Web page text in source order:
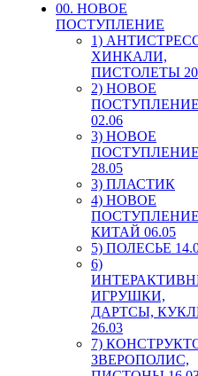
00. HОВОЕ
ПОСТУПЛЕНИЕ
1)
ХИНКАЛИ,
ПИСТОЛЕТЫ
2) НОВОЕ
ПОСТУПЛЕНИЕ
02.06
3) НОВОЕ
ПОСТУПЛЕНИЕ
28.05
3) ПЛАСТИК
4) НОВОЕ
ПОСТУПЛЕНИЕ
КИТАЙ 06.05
5) ПОЛЕСЬЕ
6)
ИГРУШКИ,
ДАРТСЫ,
26.03
7)
ЗВЕРОПОЛИС,